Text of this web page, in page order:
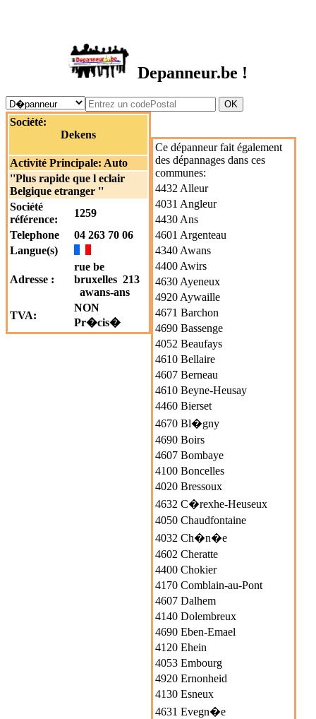
Depanneur.be !
Société:
Dekens
Activité Principale: Auto
''Plus rapide que l eclair
Belgique etranger ''
Société
référence:
1259
Telephone
04 263 70 06
Langue(s)
Adresse :
rue be
bruxelles 213
awans-ans
TVA:
NON
Pr�cis�
Ce dépanneur fait également
des dépannages dans ces
communes:
4432 Alleur
4031 Angleur
4430 Ans
4601 Argenteau
4340 Awans
4400 Awirs
4630 Ayeneux
4920 Aywaille
4671 Barchon
4690 Bassenge
4052 Beaufays
4610 Bellaire
4607 Berneau
4610 Beyne-Heusay
4460 Bierset
4670 Bl�gny
4690 Boirs
4607 Bombaye
4100 Boncelles
4020 Bressoux
4632 C�rexhe-Heuseux
4050 Chaudfontaine
4032 Ch�n�e
4602 Cheratte
4400 Chokier
4170 Comblain-au-Pont
4607 Dalhem
4140 Dolembreux
4690 Eben-Emael
4120 Ehein
4053 Embourg
4920 Ernonheid
4130 Esneux
4631 Evegn�e